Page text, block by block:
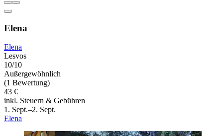
Elena
Elena
Lesvos
10/10
Außergewöhnlich
(1 Bewertung)
43 €
inkl. Steuern & Gebühren
1. Sept.–2. Sept.
Elena